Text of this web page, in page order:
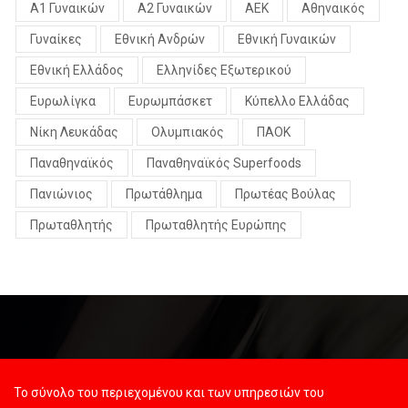
Α1 Γυναικών Α2 Γυναικών ΑΕΚ Αθηναικός
Γυναίκες Εθνική Ανδρών Εθνική Γυναικών
Εθνική Ελλάδος Ελληνίδες Εξωτερικού
Ευρωλίγκα Ευρωμπάσκετ Κύπελλο Ελλάδας
Νίκη Λευκάδας Ολυμπιακός ΠΑΟΚ
Παναθηναϊκός Παναθηναϊκός Superfoods
Πανιώνιος Πρωτάθλημα Πρωτέας Βούλας
Πρωταθλητής Πρωταθλητής Ευρώπης
Το σύνολο του περιεχομένου και των υπηρεσιών του